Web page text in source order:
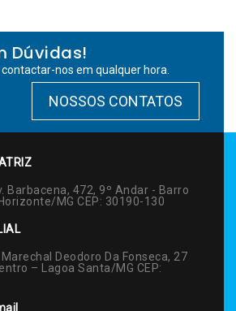
Dúvidas!
nos em qualquer hora.
NOSSOS CONTATOS
Barbacena, 472, 9º Andar - Barro
MG CEP: 30190-130
Marechal Deodoro Da Fonseca, 27
– Lagoa Santa/MG CEP: